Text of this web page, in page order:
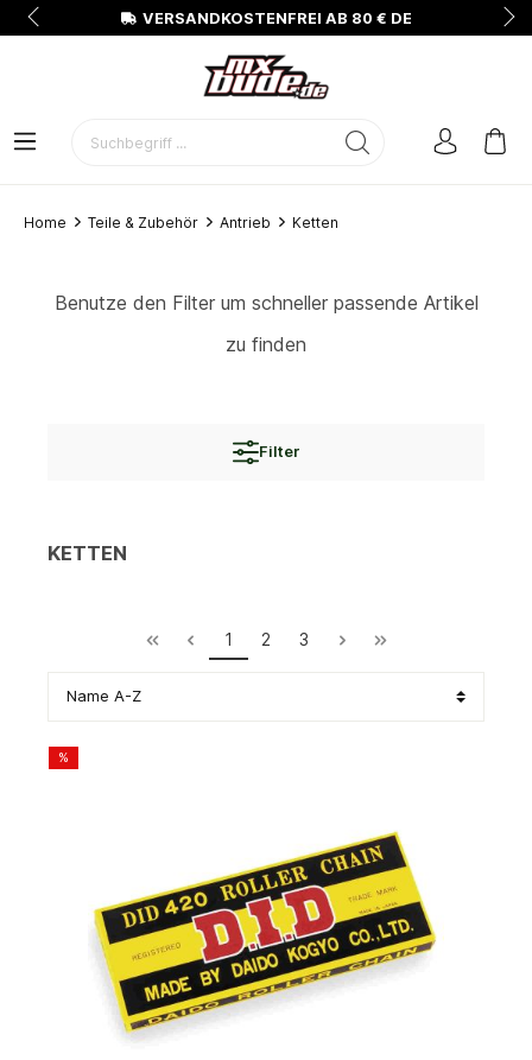
VERSANDKOSTENFREI AB 80 € DE
Home Teile & Zubehör Antrieb Ketten
Benutze den Filter um schneller passende Artikel
zu finden
Filter
KETTEN
1 2 3
%